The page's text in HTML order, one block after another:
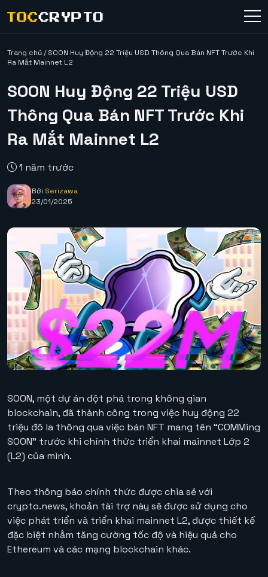
Trang chủ/SOON Huy Động 22 Triệu USD Thông Qua Bán NFT Trước Khi
Ra Mắt Mainnet L2
SOON Huy Động 22 Triệu USD
Thông Qua Bán NFT Trước Khi
Ra Mắt Mainnet L2
1 năm trước
Bởi Serizawa
23/01/2025
SOON, một dự án đột phá trong không gian
blockchain, đã thành công trong việc huy động 22
triệu đô la thông qua việc bán NFT mang tên “COMMing
SOON” trước khi chính thức triển khai mainnet Lớp 2
(L2) của mình.
Theo thông báo chính thức được chia sẻ với
crypto.news, khoản tài trợ này sẽ được sử dụng cho
việc phát triển và triển khai mainnet L2, được thiết kế
đặc biệt nhằm tăng cường tốc độ và hiệu quả cho
Ethereum và các mạng blockchain khác.